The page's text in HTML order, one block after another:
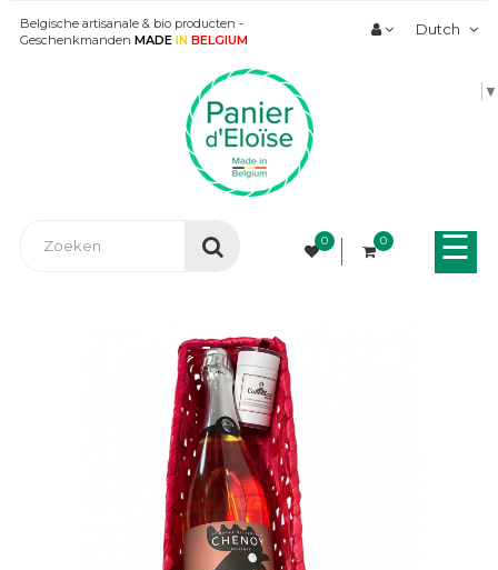
Belgische artisanale & bio producten -
Geschenkmanden MADE IN BELGIUM
Dutch
▼
0 0 ☰